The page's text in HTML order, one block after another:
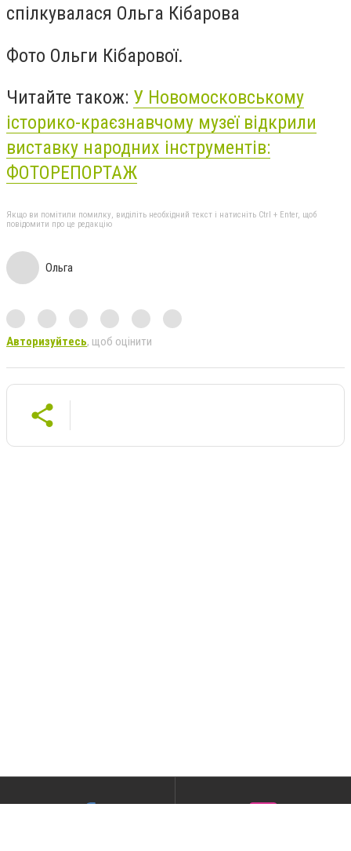
спілкувалася Ольга Кібарова
Фото Ольги Кібарової.
Читайте також: У Новомосковському
історико-краєзнавчому музеї відкрили
виставку народних інструментів:
ФОТОРЕПОРТАЖ
Якщо ви помітили помилку, виділіть необхідний текст і натисніть Ctrl + Enter, щоб
повідомити про це редакцію
Ольга
Авторизуйтесь, щоб оцінити